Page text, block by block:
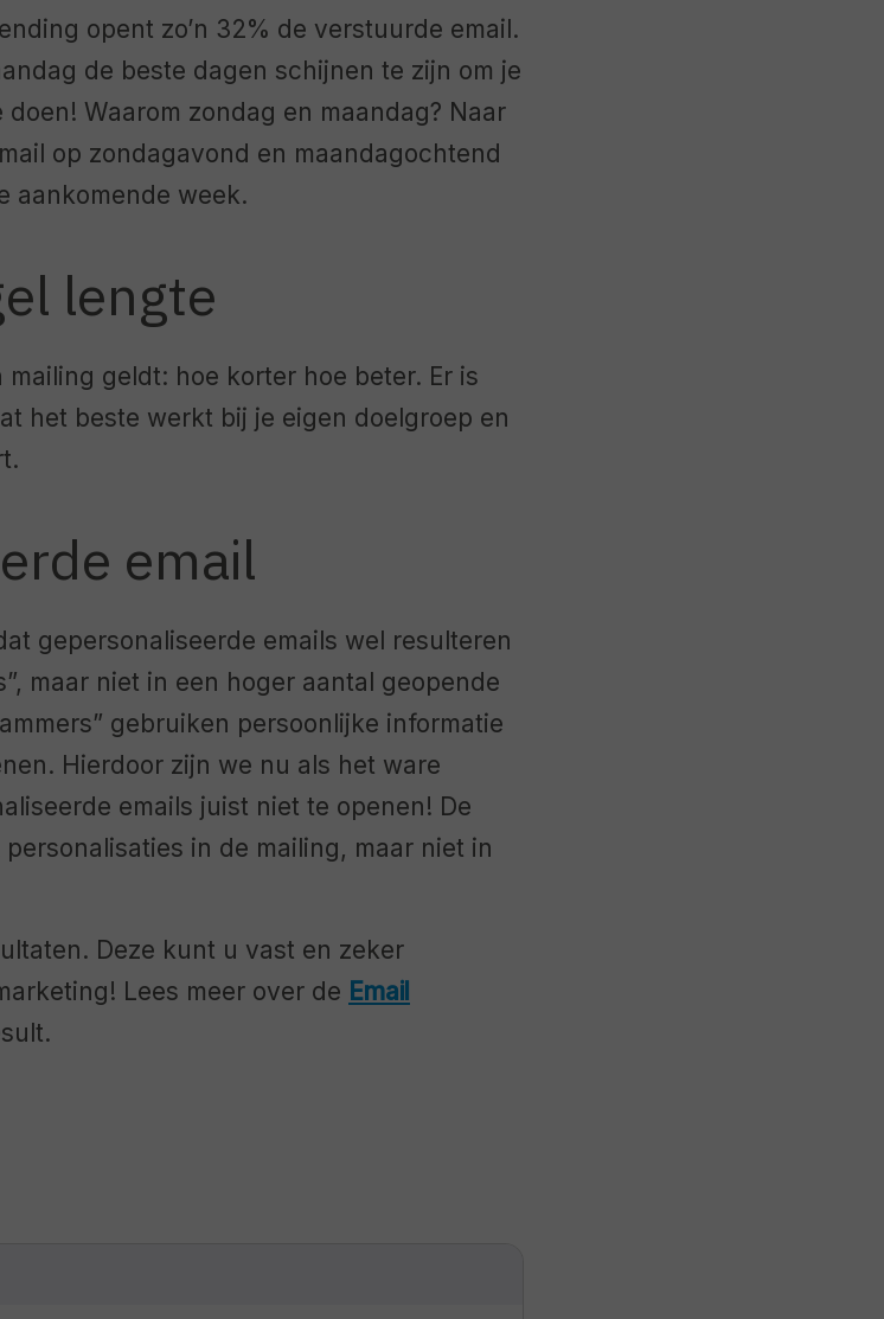
opent zo’n 32% de verstuurde email.
de beste dagen schijnen te zijn om je
Waarom zondag en maandag? Naar
op zondagavond en maandagochtend
aankomende week.
lengte
geldt: hoe korter hoe beter. Er is
het beste werkt bij je eigen doelgroep en
email
gepersonaliseerde emails wel resulteren
maar niet in een hoger aantal geopende
gebruiken persoonlijke informatie
Hierdoor zijn we nu als het ware
emails juist niet te openen! De
in de mailing, maar niet in
Deze kunt u vast en zeker
Lees meer over de Email